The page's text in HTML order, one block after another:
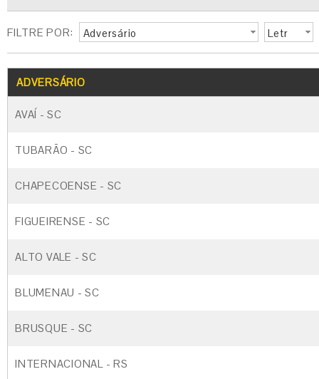
FILTRE POR: Adversário
Letr
ADVERSÁRIO
AVAÍ - SC
TUBARÃO - SC
CHAPECOENSE - SC
FIGUEIRENSE - SC
ALTO VALE - SC
BLUMENAU - SC
BRUSQUE - SC
INTERNACIONAL - RS